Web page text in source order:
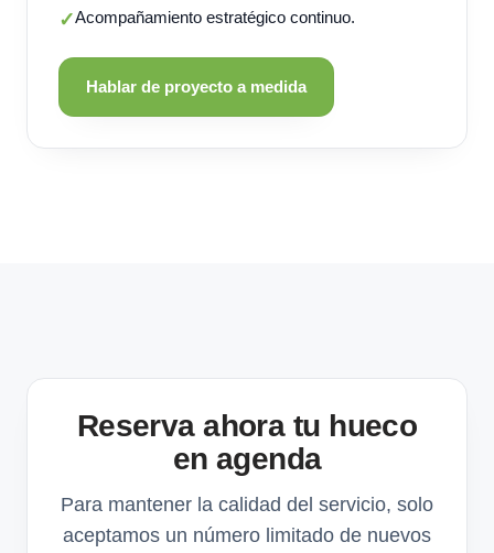
✓Acompañamiento estratégico continuo.
Hablar de proyecto a medida
Reserva ahora tu hueco
en agenda
Para mantener la calidad del servicio, solo
aceptamos un número limitado de nuevos